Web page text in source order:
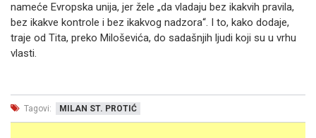
nameće Evropska unija, jer žele „da vladaju bez ikakvih pravila,
bez ikakve kontrole i bez ikakvog nadzora“. I to, kako dodaje,
traje od Tita, preko Miloševića, do sadašnjih ljudi koji su u vrhu
vlasti.
Tagovi: MILAN ST. PROTIĆ